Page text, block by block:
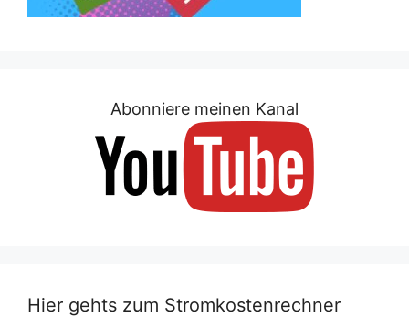
Abonniere meinen Kanal
Hier gehts zum Stromkostenrechner